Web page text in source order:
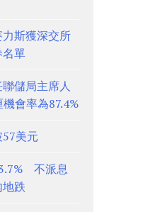
斯獲深交所
單
儲局主席人
會率為87.4%
美元
不派息
跌